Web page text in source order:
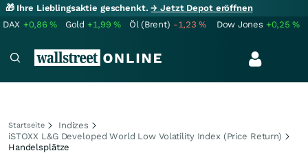
🎁 Ihre Lieblingsaktie geschenkt.→ Jetzt Depot eröffnen
DAX +0,86% Gold +1,99% Öl (Brent) -1,23% Dow Jones +0,25%
Startseite
Indizes
iSTOXX L&G Developed World Low Volatility Index (Price Return)
Handelsplätze